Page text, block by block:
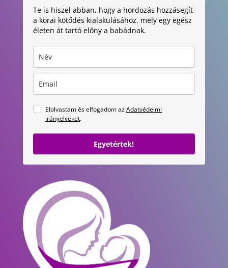
Te is hiszel abban, hogy a hordozás hozzásegít
a korai kötődés kialakulásához, mely egy egész
életen át tartó előny a babádnak.
Elolvastam és elfogadom azAdatvédelmi
irányelveket.
Egyetértek!